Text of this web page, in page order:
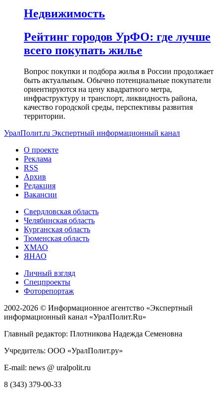
Недвижимость
Рейтинг городов УрФО: где лучше
всего покупать жилье
Вопрос покупки и подбора жилья в России продолжает
быть актуальным. Обычно потенциальные покупатели
ориентируются на цену квадратного метра,
инфраструктуру и транспорт, ликвидность района,
качество городской среды, перспективы развития
территории.
УралПолит.ru Экспертный информационный канал
О проекте
Реклама
RSS
Архив
Редакция
Вакансии
Свердловская область
Челябинская область
Курганская область
Тюменская область
ХМАО
ЯНАО
Личный взгляд
Спецпроекты
Фоторепортаж
2002-2026 © Информационное агентство «Экспертный
информационный канал «УралПолит.Ru»
Главный редактор: Плотникова Надежда Семеновна
Учредитель: ООО «УралПолит.ру»
E-mail: news @ uralpolit.ru
8 (343) 379-00-33